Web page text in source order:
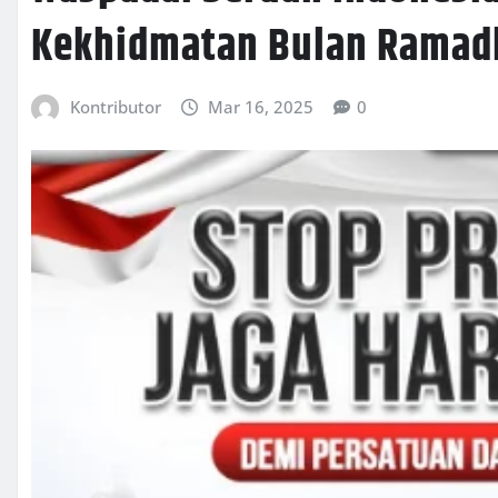
Kekhidmatan Bulan
Kontributor Mar 16, 2025 0